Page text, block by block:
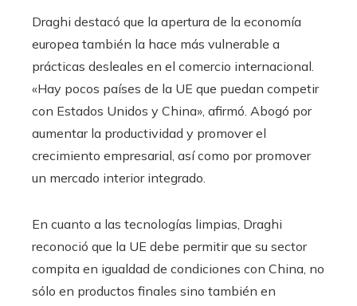
Draghi destacó que la apertura de la economía
europea también la hace más vulnerable a
prácticas desleales en el comercio internacional.
«Hay pocos países de la UE que puedan competir
con Estados Unidos y China», afirmó. Abogó por
aumentar la productividad y promover el
crecimiento empresarial, así como por promover
un mercado interior integrado.
En cuanto a las tecnologías limpias, Draghi
reconoció que la UE debe permitir que su sector
compita en igualdad de condiciones con China, no
sólo en productos finales sino también en